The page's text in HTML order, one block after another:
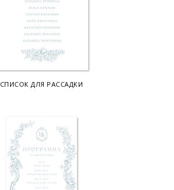
СПИСОК ДЛЯ РАССАДКИ